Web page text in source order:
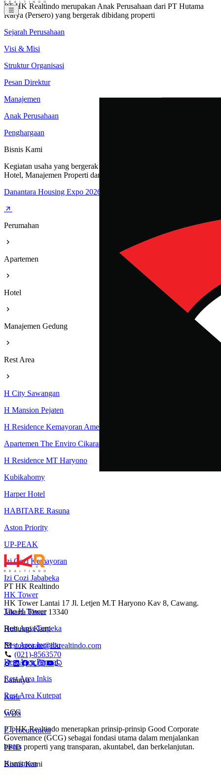
PT HK Realtindo merupakan Anak Perusahaan dari PT Hutama
Karya (Persero) yang bergerak dibidang properti
Sejarah Perusahaan
Visi & Misi
Struktur Organisasi
Pesan Direktur
Manajemen
Anak Perusahaan
Penghargaan
Bisnis Kami
Kegiatan usaha yang bergerak dibidang Perumahan, Apartemen,
Hotel, Manajemen Properti dan Rest Area
Danantara Housing Expo 2026
Perumahan
Apartemen
Hotel
Manajemen Gedung
Rest Area
H City Sawangan
H Mansion Pejaten
H Residence Kemayoran Amethyst Tower
Apartemen The Enviro Cikarang
H Residence MT Haryono
Kubikahomy
Harper Hotel
HABITARE Rasuna
Aston Priority
UP-PEAK
Izi Cozi Kemayoran
Izi Cozi Jababeka
HK Tower
The H Tower
Rest Area Terpeka
Rest Area Inprabu
Rest Area Permai
Rest Area Inkis
Rest Area Kutepat
GCG
PT HK Realtindo menerapkan prinsip-prinsip Good Corporate
Governance (GCG) sebagai fondasi utama dalam menjalankan
bisnis properti yang transparan, akuntabel, dan berkelanjutan.
Komitmen
PT HK Realtindo
HK Tower Lantai 17 Jl. Letjen M.T Haryono Kav 8, Cawang.
Jakarta Timur 13340
Hubungi Kami
corporate@hkrealtindo.com
(021)-8563570
Lainnya
Karir
WBS
E-Procurement
PPID
Bisnis Kami